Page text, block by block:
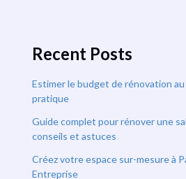
Recent Posts
Estimer le budget de rénovation
pratique
Guide complet pour rénover une
conseils et astuces
Créez votre espace sur-mesure à
Entreprise